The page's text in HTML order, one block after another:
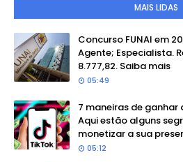
MAIS LIDAS
Concurso FUNAI em
Agente; Especialista.
8.777,82. Saiba mais
05:49
7 maneiras de ganhar
Aqui estão alguns
monetizar a sua
05:12